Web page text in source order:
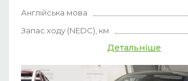
Англійська мова
Запас ходу (NEDC), км
Детальніше